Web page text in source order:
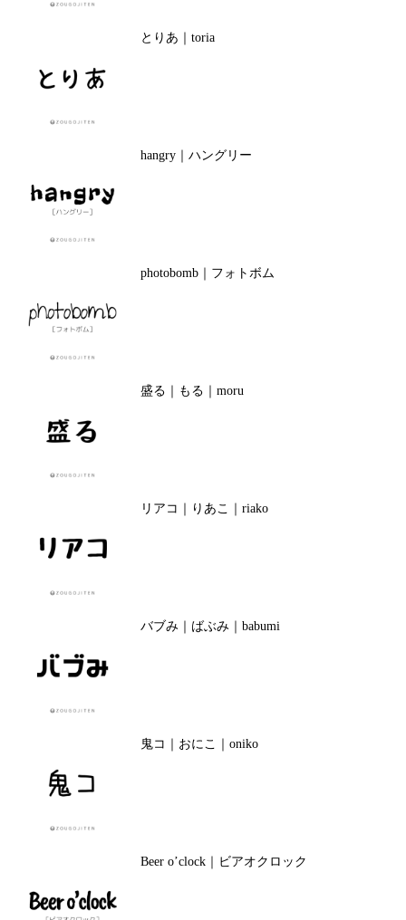
とりあ｜toria
hangry｜ハングリー
photobomb｜フォトボム
盛る｜もる｜moru
リアコ｜りあこ｜riako
バブみ｜ばぶみ｜babumi
鬼コ｜おにこ｜oniko
Beer o’clock｜ビアオクロック